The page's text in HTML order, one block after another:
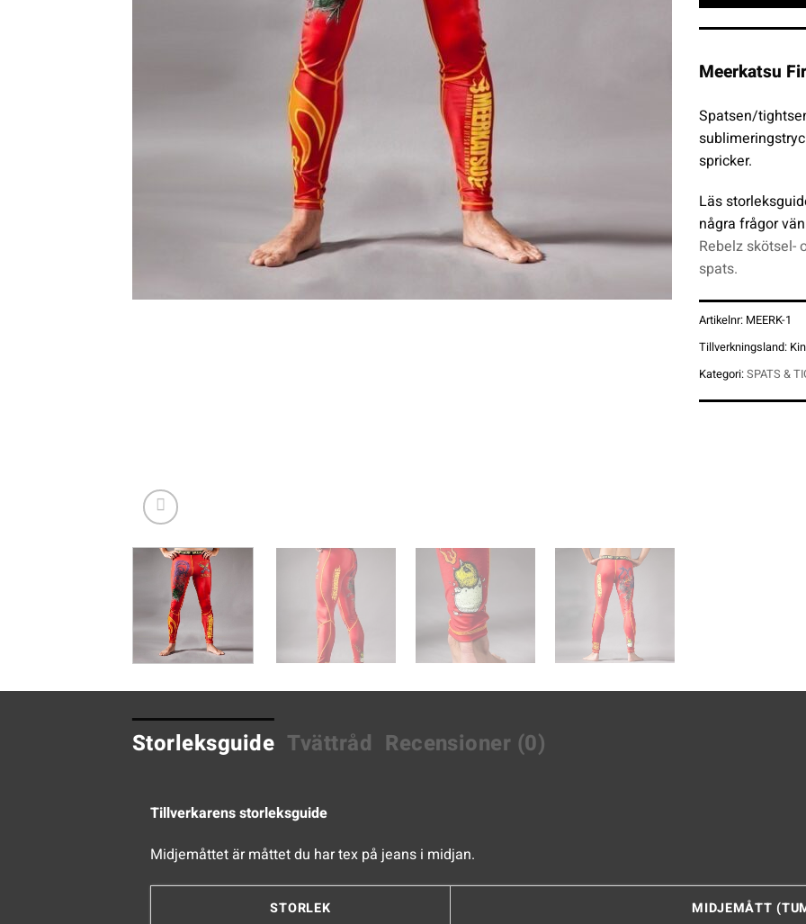
Meerkatsu
Spatsen/
spricker.
Läs
några frågor
Rebelz skötsel-
spats.
Artikelnr: MEERK-1
Tillverkningsland:
Kategori:SPATS &
Storleksguide Tvättråd Recensioner (0)
Tillverkarens storleksguide
Midjemåttet är måttet du har tex på jeans i midjan.
STORLEK MIDJEMÅTT